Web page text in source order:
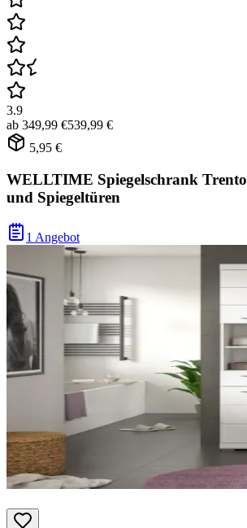
3.9
ab 349,99 €539,99 €
5,95 €
WELLTIME Spiegelschrank
und Spiegeltüren
1 Angebot